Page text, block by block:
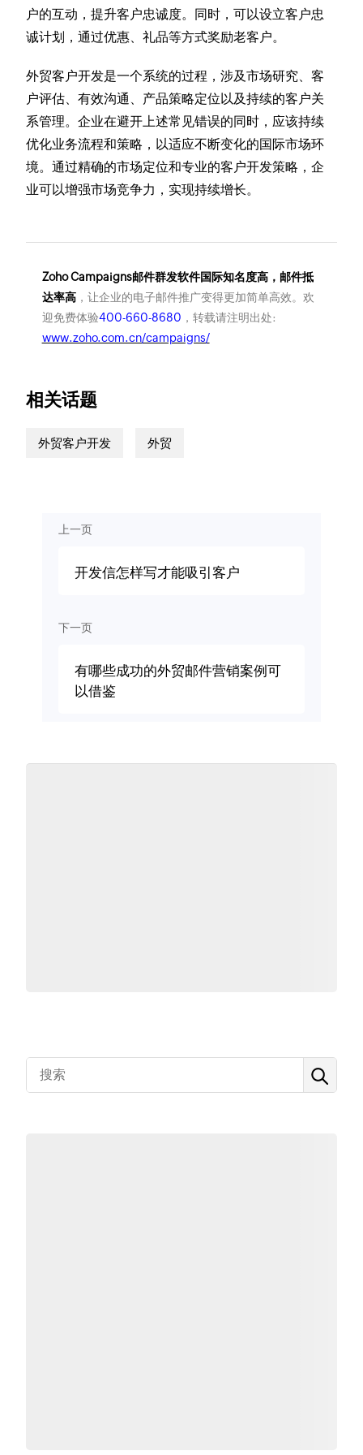
户的互动，提升客户忠诚度。同时，可以设立客户忠
诚计划，通过优惠、礼品等方式奖励老客户。
外贸客户开发是一个系统的过程，涉及市场研究、客
户评估、有效沟通、产品策略定位以及持续的客户关
系管理。企业在避开上述常见错误的同时，应该持续
优化业务流程和策略，以适应不断变化的国际市场环
境。通过精确的市场定位和专业的客户开发策略，企
业可以增强市场竞争力，实现持续增长。
Zoho Campaigns邮件群发软件国际知名度高，邮件抵
达率高，让企业的电子邮件推广变得更加简单高效。欢
迎免费体验400-660-8680 ，转载请注明出处:
www.zoho.com.cn/campaigns/
相关话题
外贸客户开发 外贸
上一页
开发信怎样写才能吸引客户
下一页
有哪些成功的外贸邮件营销案例可
以借鉴